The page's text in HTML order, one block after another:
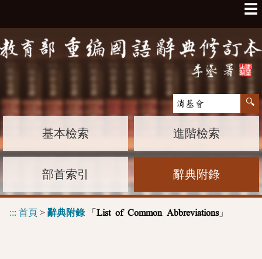
☰
基本檢索 進階檢索
部首索引 辭典附錄
::: 首頁 > 辭典附錄「 List of Common Abbreviations」